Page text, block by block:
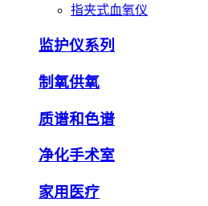
指夹式血氧仪
监护仪系列
制氧供氧
质谱和色谱
净化手术室
家用医疗